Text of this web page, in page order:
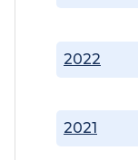
2021
2022